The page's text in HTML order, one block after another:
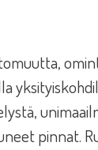
pinnat.